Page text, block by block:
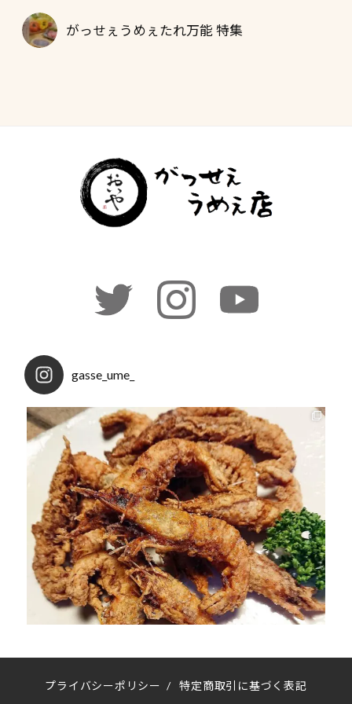
がっせぇうめぇたれ万能 特集
gasse_ume_
プライバシーポリシー / 特定商取引に基づく表記